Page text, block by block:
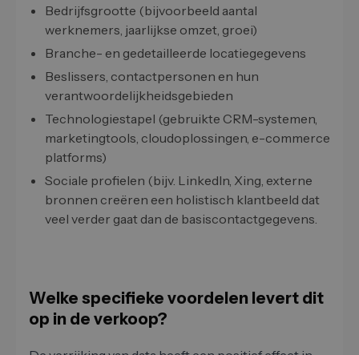
Bedrijfsgrootte (bijvoorbeeld aantal
werknemers, jaarlijkse omzet, groei)
Branche- en gedetailleerde locatiegegevens
Beslissers, contactpersonen en hun
verantwoordelijkheidsgebieden
Technologiestapel (gebruikte CRM-systemen,
marketingtools, cloudoplossingen, e-commerce
platforms)
Sociale profielen (bijv. LinkedIn, Xing, externe
bronnen creëren een holistisch klantbeeld dat
veel verder gaat dan de basiscontactgegevens.
Welke specifieke voordelen levert dit
op in de verkoop?